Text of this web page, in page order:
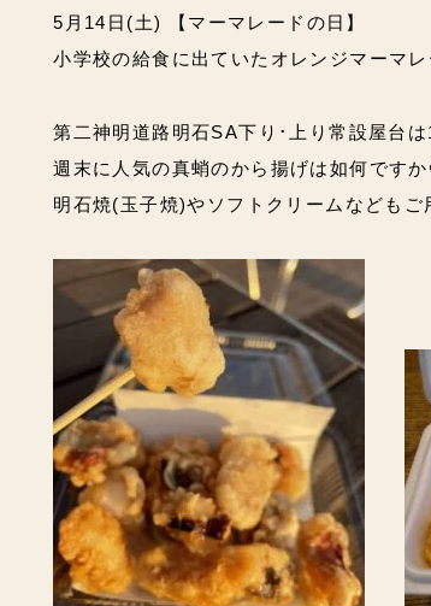
5月14日(土) 【マーマレードの日】
小学校の給食に出ていたオレンジマーマ
第二神明道路明石SA下り･上り常設屋台
週末に人気の真蛸のから揚げは如何です
明石焼(玉子焼)やソフトクリームなども